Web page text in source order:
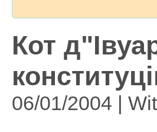
Кот
06/01/2004 |